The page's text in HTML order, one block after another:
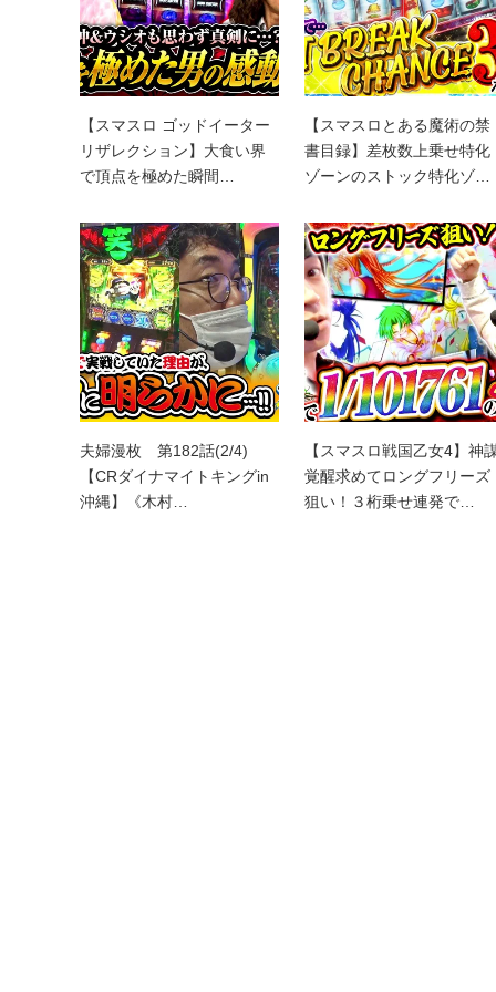
【スマスロ ゴッドイーター
リザレクション】大食い界
で頂点を極めた瞬間…
【スマスロとある魔術の禁
書目録】差枚数上乗せ特化
ゾーンのストック特化ゾ…
夫婦漫枚 第182話(2/4)
【CRダイナマイトキングin
沖縄】《木村…
【スマスロ戦国乙女4】神
覚醒求めてロングフリーズ
狙い！３桁乗せ連発で…